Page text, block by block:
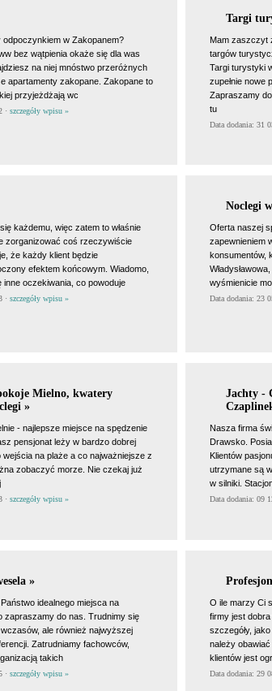
w Zakopanem?
bez wątpienia okaże się dla was
na niej mnóstwo przeróżnych
apartamenty zakopane. Zakopane to
przyjeżdżają wc
· szczegóły wpisu »
Targi
Mam zaszczyt
targów
Targi turystyki
zupełnie nowe
Zapraszamy
tu
Data dodania: 31
każdemu, więc zatem to właśnie
zorganizować coś rzeczywiście
że każdy klient będzie
efektem końcowym. Wiadomo,
oczekiwania, co powoduje
· szczegóły wpisu »
Noclegi
Oferta naszej
zapewnieniem
konsumentów,
wyśmienicie
Data dodania: 23
Mielno, kwatery
»
- najlepsze miejsce na spędzenie
pensjonat leży w bardzo dobrej
wejścia na plaże a co najważniejsze z
zobaczyć morze. Nie czekaj już
· szczegóły wpisu »
Jachty -
Nasza firma
Drawsko.
Klientów
utrzymane są
w silniki.
Data dodania: 09
»
idealnego miejsca na
zapraszamy do nas. Trudnimy się
ale również najwyższej
Zatrudniamy fachowców,
takich
· szczegóły wpisu »
O ile marzy Ci
firmy jest dobra
szczegóły,
należy
klientów jest
Data dodania: 29